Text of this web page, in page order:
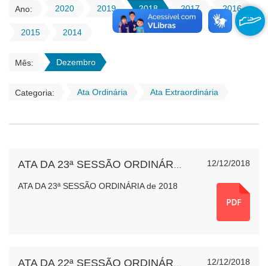
Ano: 2020 2019 2018 2017 2016
2015 2014
Mês: Dezembro
Categoria: Ata Ordinária Ata Extraordinária
12/12/2018
ATA DA 23ª SESSÃO ORDINÁRIA de 2018
12/12/2018